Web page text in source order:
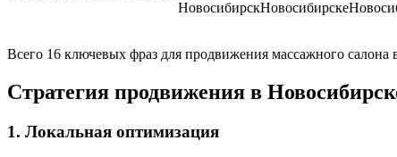
НовосибирскНовосибирске
Всего 16 ключевых фраз для продвижения массажного салона
Стратегия продвижения в
1. Локальная оптимизация